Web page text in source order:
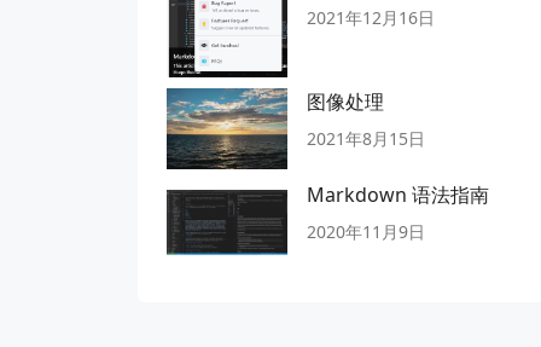
2021年12月16日
图像处理
2021年8月15日
Markdown 语法指南
2020年11月9日